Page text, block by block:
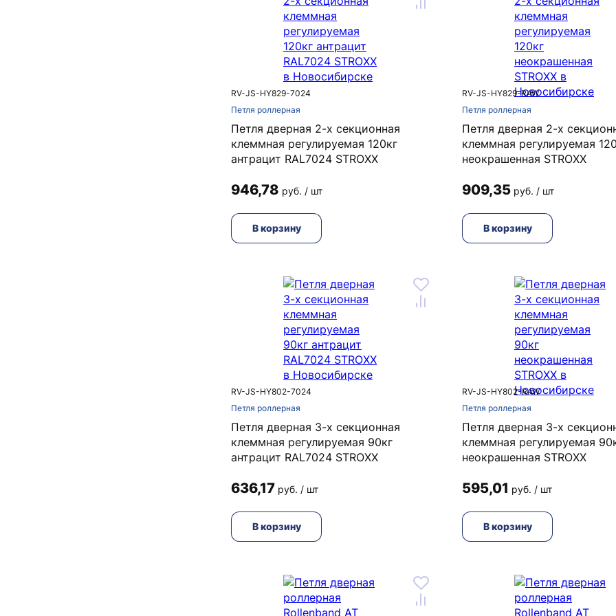
RV-JS-HY829-7024
Петля роллерная
Петля дверная 2-х секционная
клеммная регулируемая 120кг
антрацит RAL7024 STROXX
946,78 руб. / шт
В корзину
RV-JS-HY829-RAW
Петля роллерная
Петля дверная 2-х
клеммная регулируемая
неокрашенная STROXX
909,35 руб. / шт
В корзину
RV-JS-HY802-7024
Петля роллерная
Петля дверная 3-х секционная
клеммная регулируемая 90кг
антрацит RAL7024 STROXX
636,17 руб. / шт
В корзину
RV-JS-HY802-RAW
Петля роллерная
Петля дверная 3-х
клеммная регулируемая
неокрашенная STROXX
595,01 руб. / шт
В корзину